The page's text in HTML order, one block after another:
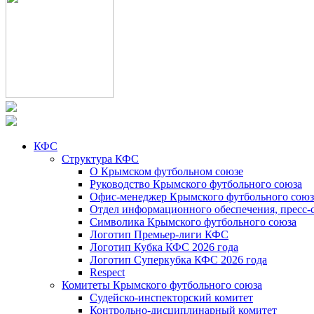
КФС
Структура КФС
О Крымском футбольном союзе
Руководство Крымского футбольного союза
Офис-менеджер Крымского футбольного
Отдел информационного обеспечения, пресс-
Символика Крымского футбольного союза
Логотип Премьер-лиги КФС
Логотип Кубка КФС 2026 года
Логотип Суперкубка КФС 2026 года
Respect
Комитеты Крымского футбольного союза
Судейско-инспекторский комитет
Контрольно-дисциплинарный комитет